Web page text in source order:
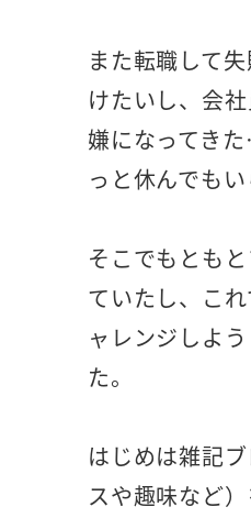
また転職して
けたいし、会
嫌になってき
っと休んでも
そこでもとも
ていたし、こ
ャレンジしよ
た。
はじめは雑記
スや趣味など